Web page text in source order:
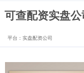
可查配资实盘
平台：实盘配资公司